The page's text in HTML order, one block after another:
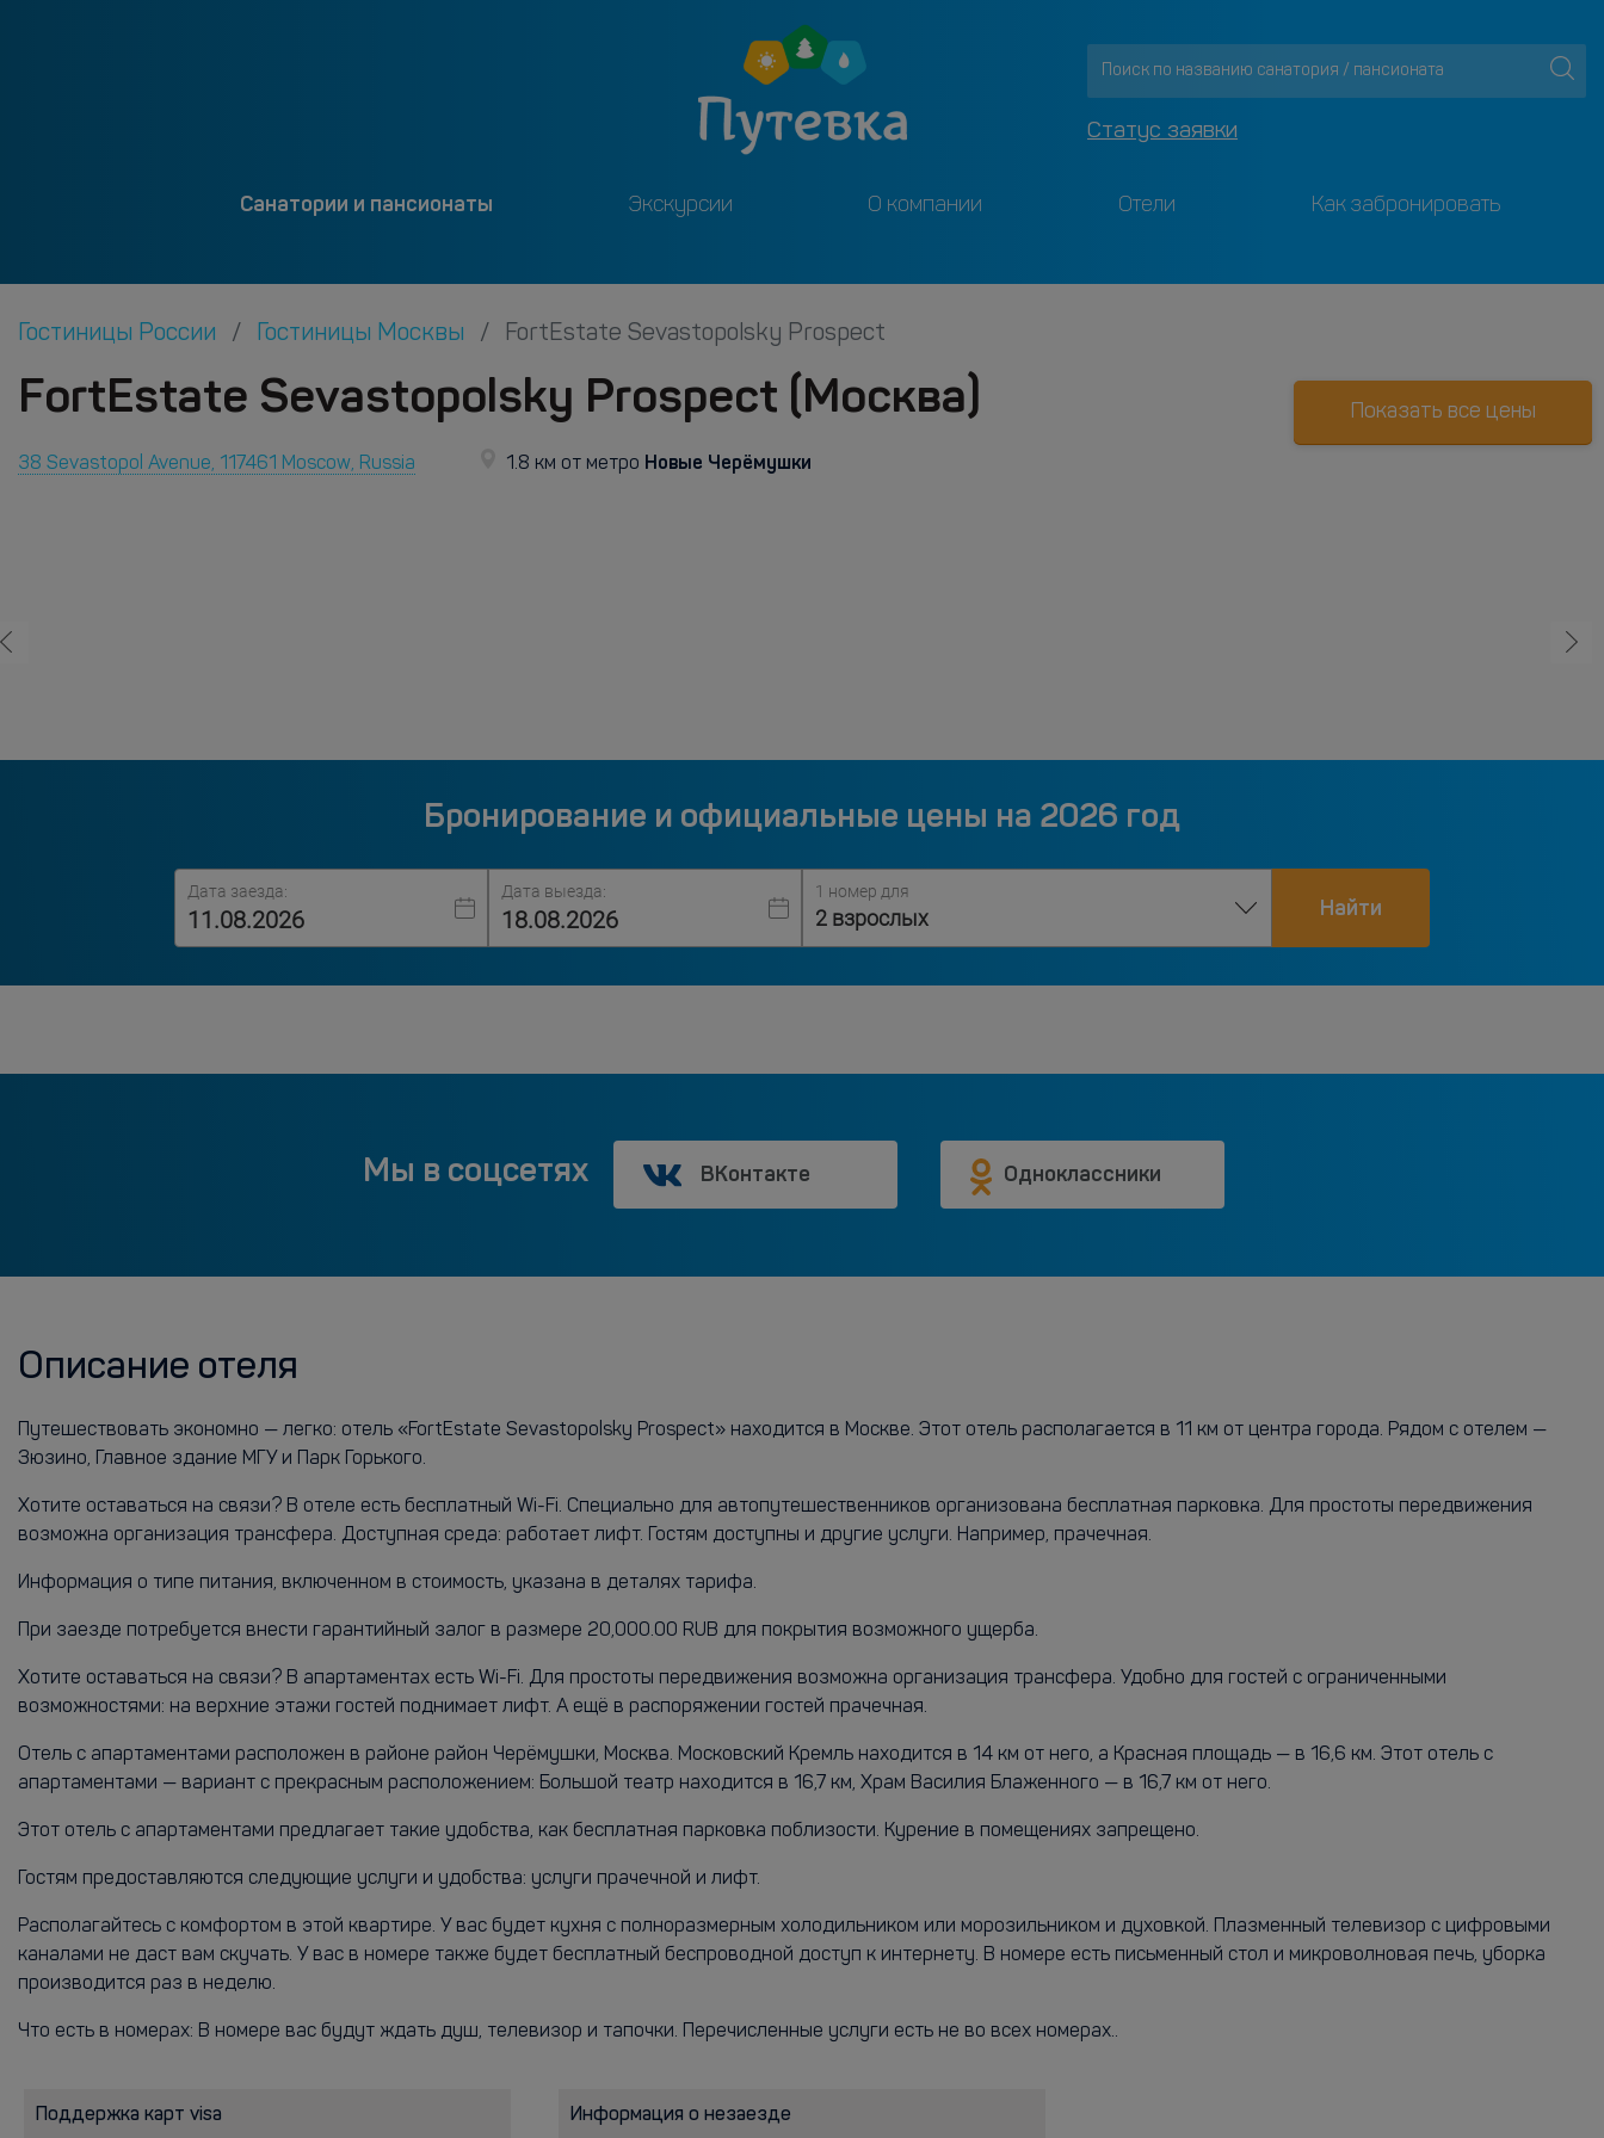
Статус заявки
Санатории и пансионаты Экскурсии О компании Отели Как забронировать
Гостиницы России Гостиницы Москвы FortEstate Sevastopolsky Prospect
FortEstate Sevastopolsky Prospect (Москва)
38 Sevastopol Avenue, 117461 Moscow, Russia 1.8 км от метро Новые Черёмушки
Показать все цены
Бронирование и официальные цены на 2026 год
Дата заезда: Дата выезда: 1 номер для
2 взрослых Найти
Мы в соцсетях ВКонтакте Одноклассники
Описание отеля
Путешествовать экономно — легко: отель «FortEstate Sevastopolsky Prospect» находится в Москве. Этот отель располагается в 11 км от центра города. Рядом с отелем —
Зюзино, Главное здание МГУ и Парк Горького.
Хотите оставаться на связи? В отеле есть бесплатный Wi-Fi. Специально для автопутешественников организована бесплатная парковка. Для простоты передвижения
возможна организация трансфера. Доступная среда: работает лифт. Гостям доступны и другие услуги. Например, прачечная.
Информация о типе питания, включенном в стоимость, указана в деталях тарифа.
При заезде потребуется внести гарантийный залог в размере 20,000.00 RUB для покрытия возможного ущерба.
Хотите оставаться на связи? В апартаментах есть Wi-Fi. Для простоты передвижения возможна организация трансфера. Удобно для гостей с ограниченными
возможностями: на верхние этажи гостей поднимает лифт. А ещё в распоряжении гостей прачечная.
Отель с апартаментами расположен в районе район Черёмушки, Москва. Московский Кремль находится в 14 км от него, а Красная площадь — в 16,6 км. Этот отель с
апартаментами — вариант с прекрасным расположением: Большой театр находится в 16,7 км, Храм Василия Блаженного — в 16,7 км от него.
Этот отель с апартаментами предлагает такие удобства, как бесплатная парковка поблизости. Курение в помещениях запрещено.
Гостям предоставляются следующие услуги и удобства: услуги прачечной и лифт.
Располагайтесь с комфортом в этой квартире. У вас будет кухня с полноразмерным холодильником или морозильником и духовкой. Плазменный телевизор c цифровыми
каналами не даст вам скучать. У вас в номере также будет бесплатный беспроводной доступ к интернету. В номере есть письменный стол и микроволновая печь, уборка
производится раз в неделю.
Что есть в номерах: В номере вас будут ждать душ, телевизор и тапочки. Перечисленные услуги есть не во всех номерах..
Поддержка карт visa Информация о незаезде